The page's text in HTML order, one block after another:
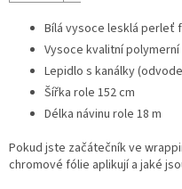
Bílá vysoce lesklá perleť
Vysoce kvalitní
Lepidlo s kanálky
Šířka role 152 cm
Délka návinu role 18 m
Pokud jste začátečník ve
chromové fólie aplikují a jaké